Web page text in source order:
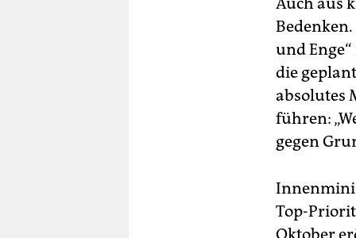
und
die
absolutes
führen:
gegen
Top-
Oktober